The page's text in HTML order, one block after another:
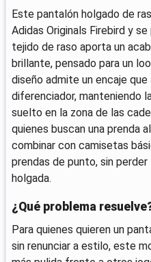
Este pantalón holgado de
Adidas Originals Firebird y
tejido de raso aporta un
brillante, pensado para un
diseño admite un encaje
diferenciador, manteniendo
suelto en la zona de las
quienes buscan una prenda
combinar con camisetas
prendas de punto, sin
holgada.
¿Qué problema
Para quienes quieren un
sin renunciar a estilo, este